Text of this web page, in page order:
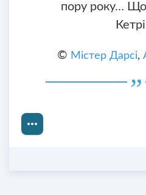
пору року…
© Містер Дарсі,